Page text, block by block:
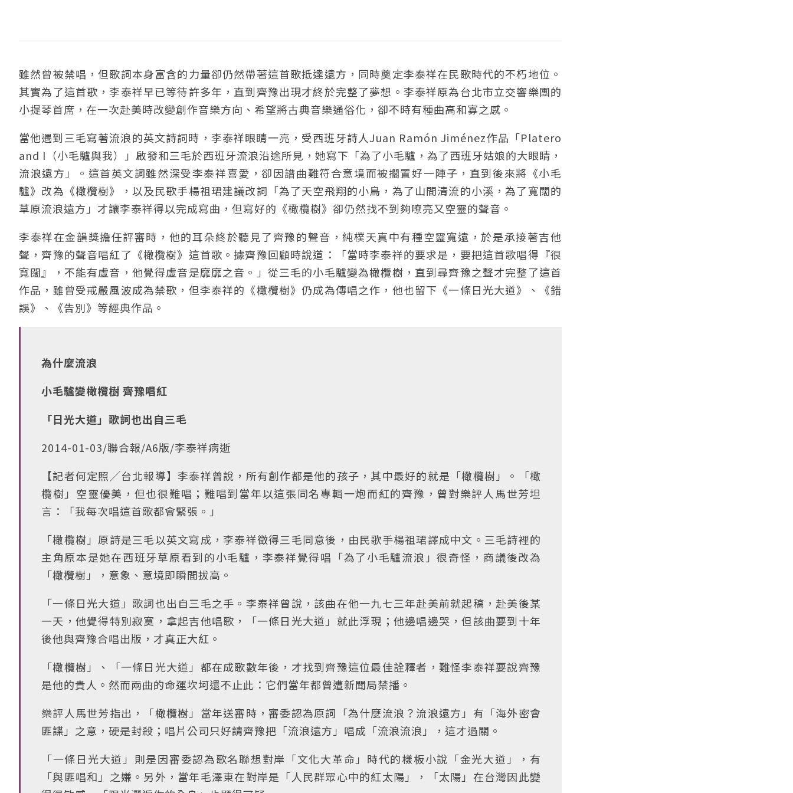
雖然曾被禁唱，但歌詞本身富含的力量卻仍然帶著這首歌抵達遠方，同時奠定李泰祥在民歌時代的不朽地位。
其實為了這首歌，李泰祥早已等待許多年，直到齊豫出現才終於完整了夢想。李泰祥原為台北市立交響樂團的
小提琴首席，在一次赴美時改變創作音樂方向、希望將古典音樂通俗化，卻不時有種曲高和寡之感。
當他遇到三毛寫著流浪的英文詩詞時，李泰祥眼睛一亮，受西班牙詩人Juan Ramón Jiménez作品「Platero
and I（小毛驢與我）」啟發和三毛於西班牙流浪沿途所見，她寫下「為了小毛驢，為了西班牙姑娘的大眼睛，
流浪遠方」。這首英文詞雖然深受李泰祥喜愛，卻因譜曲難符合意境而被擱置好一陣子，直到後來將《小毛
驢》改為《橄欖樹》，以及民歌手楊祖珺建議改詞「為了天空飛翔的小鳥，為了山間清流的小溪，為了寬闊的
草原流浪遠方」才讓李泰祥得以完成寫曲，但寫好的《橄欖樹》卻仍然找不到夠嘹亮又空靈的聲音。
李泰祥在金韻獎擔任評審時，他的耳朵終於聽見了齊豫的聲音，純樸天真中有種空靈寬遠，於是承接著吉他
聲，齊豫的聲音唱紅了《橄欖樹》這首歌。據齊豫回顧時說道：「當時李泰祥的要求是，要把這首歌唱得『很
寬闊』，不能有虛音，他覺得虛音是靡靡之音。」從三毛的小毛驢變為橄欖樹，直到尋齊豫之聲才完整了這首
作品，雖曾受戒嚴風波成為禁歌，但李泰祥的《橄欖樹》仍成為傳唱之作，他也留下《一條日光大道》、《錯
誤》、《告別》等經典作品。
為什麼流浪
小毛驢變橄欖樹 齊豫唱紅
「日光大道」歌詞也出自三毛
2014-01-03/聯合報/A6版/李泰祥病逝
【記者何定照╱台北報導】李泰祥曾說，所有創作都是他的孩子，其中最好的就是「橄欖樹」。「橄
欖樹」空靈優美，但也很難唱；難唱到當年以這張同名專輯一炮而紅的齊豫，曾對樂評人馬世芳坦
言：「我每次唱這首歌都會緊張。」
「橄欖樹」原詩是三毛以英文寫成，李泰祥徵得三毛同意後，由民歌手楊祖珺譯成中文。三毛詩裡的
主角原本是她在西班牙草原看到的小毛驢，李泰祥覺得唱「為了小毛驢流浪」很奇怪，商議後改為
「橄欖樹」，意象、意境即瞬間拔高。
「一條日光大道」歌詞也出自三毛之手。李泰祥曾說，該曲在他一九七三年赴美前就起稿，赴美後某
一天，他覺得特別寂寞，拿起吉他唱歌，「一條日光大道」就此浮現；他邊唱邊哭，但該曲要到十年
後他與齊豫合唱出版，才真正大紅。
「橄欖樹」、「一條日光大道」都在成歌數年後，才找到齊豫這位最佳詮釋者，難怪李泰祥要說齊豫
是他的貴人。然而兩曲的命運坎坷還不止此：它們當年都曾遭新聞局禁播。
樂評人馬世芳指出，「橄欖樹」當年送審時，審委認為原詞「為什麼流浪？流浪遠方」有「海外密會
匪諜」之意，硬是封殺；唱片公司只好請齊豫把「流浪遠方」唱成「流浪流浪」，這才過關。
「一條日光大道」則是因審委認為歌名聯想對岸「文化大革命」時代的樣板小說「金光大道」，有
「與匪唱和」之嫌。另外，當年毛澤東在對岸是「人民群眾心中的紅太陽」，「太陽」在台灣因此變